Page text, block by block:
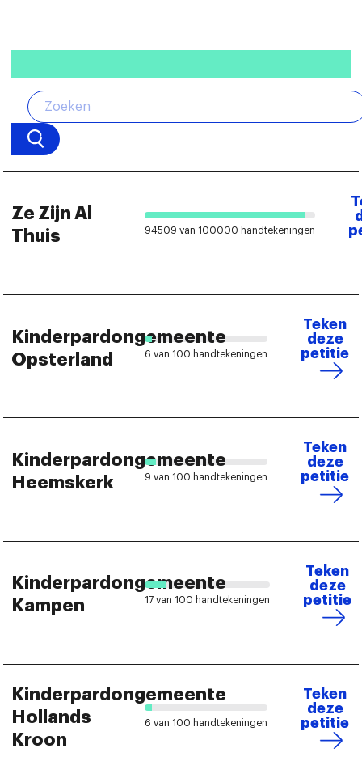
Ze Zijn Al
Thuis
94509 van 100000 handtekeningen
Kinderpardongemeente
Opsterland
6 van 100 handtekeningen
Teken
deze
petitie
Kinderpardongemeente
Heemskerk
9 van 100 handtekeningen
Teken
deze
petitie
Kinderpardongemeente
Kampen
17 van 100 handtekeningen
Teken
deze
petitie
Kinderpardongemeente
Hollands
Kroon
6 van 100 handtekeningen
Teken
deze
petitie